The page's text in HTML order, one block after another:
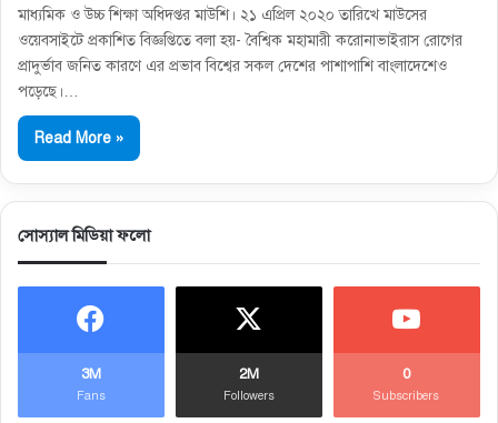
মাধ্যমিক ও উচ্চ শিক্ষা অধিদপ্তর মাউশি। ২১ এপ্রিল ২০২০ তারিখে মাউসের
ওয়েবসাইটে প্রকাশিত বিজ্ঞপ্তিতে বলা হয়- বৈশ্বিক মহামারী করোনাভাইরাস রোগের
প্রাদুর্ভাব জনিত কারণে এর প্রভাব বিশ্বের সকল দেশের পাশাপাশি বাংলাদেশেও
পড়েছে।…
Read More »
সোস্যাল মিডিয়া ফলো
3M
Fans
2M
Followers
0
Subscribers